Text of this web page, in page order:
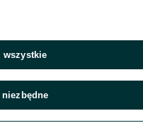
wszystkie